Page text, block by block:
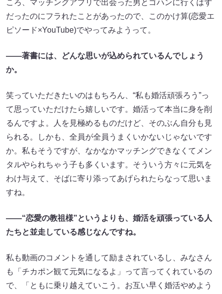
ころ、マッチングアプリで出会った男とゴハンに行くはず
だったのにフラれたことがあったので、このかけ算(恋愛エ
ピソード×YouTube)でやってみようって。
――著書には、どんな思いが込められているんでしょう
か。
笑っていただきたいのはもちろん、“私も婚活頑張ろう”っ
て思っていただけたら嬉しいです。婚活って本当に身を削
るんですよ。人を見極めるものだけど、そのぶん自分も見
られる。しかも、全員が全員うまくいかないじゃないです
か。私もそうですが、なかなかマッチングできなくてメン
タルやられちゃう子も多くいます。そういう方々に元気を
わけ与えて、そばに寄り添ってあげられたらなって思いま
すね。
――“恋愛の教祖様”というよりも、婚活を頑張っている人
たちと並走している感じなんですね。
私も動画のコメントを通して励まされているし、みなさん
も「チカポン観て元気になるよ」って言ってくれているの
で、「ともに乗り越えていこう。お互い早く婚活やめよう